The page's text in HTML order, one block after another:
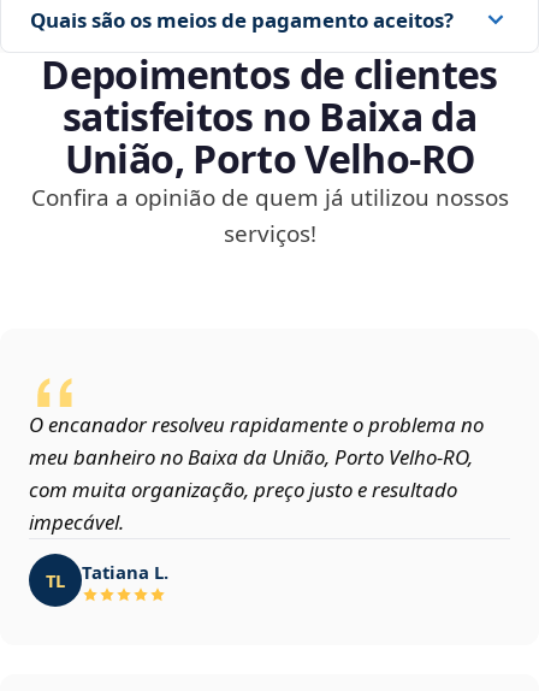
Quais são os meios de pagamento aceitos?
Depoimentos de clientes
satisfeitos no Baixa da
União, Porto Velho‑RO
Confira a opinião de quem já utilizou nossos
serviços!
O encanador resolveu rapidamente o problema no
meu banheiro no Baixa da União, Porto Velho‑RO,
com muita organização, preço justo e resultado
impecável.
TL Tatiana L.